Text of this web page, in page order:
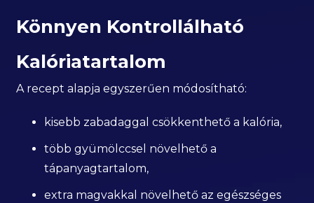
Könnyen Kontrollálható
Kalóriatartalom
A recept alapja egyszerűen módosítható:
kisebb zabadaggal csökkenthető a kalória,
több gyümölccsel növelhető a
tápanyagtartalom,
extra magvakkal növelhető az egészséges